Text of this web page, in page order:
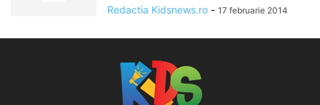
Redactia Kidsnews.ro - 17 februarie 2014